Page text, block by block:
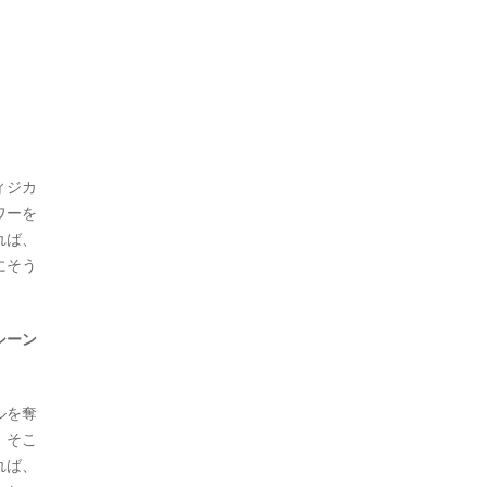
カ
ーを
、
う
ーン
を奪
こ
、